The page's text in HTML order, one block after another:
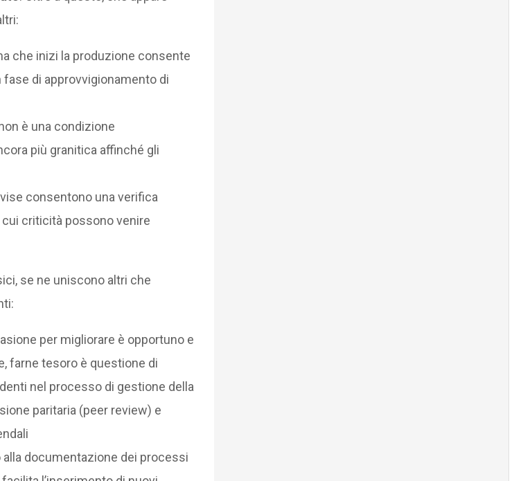
che inizi la produzione consente
di approvvigionamento di
è una condizione
più granitica affinché gli
consentono una verifica
cui criticità possono venire
se ne uniscono altri che
per migliorare è opportuno e
farne tesoro è questione di
nel processo di gestione della
paritaria (peer review) e
documentazione dei processi